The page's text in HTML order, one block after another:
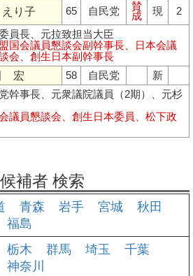
り子 65 自民党
賛
成
現 2
員長、元拉致担当大臣
国会議員懇談会副幹事長、日本会議
会、創生日本副幹事長
宏 58 自民党
新
幹事長、元衆議院議員（2期）、元杉
議員懇談会、創生日本委員、松下政
補者 検索
青森 岩手 宮城
秋田
福島
栃木 群馬 埼玉
千葉
神奈川